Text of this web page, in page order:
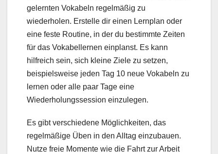
gelernten Vokabeln regelmäßig zu
wiederholen. Erstelle dir einen Lernplan oder
eine feste Routine, in der du bestimmte Zeiten
für das Vokabellernen einplanst. Es kann
hilfreich sein, sich kleine Ziele zu setzen,
beispielsweise jeden Tag 10 neue Vokabeln zu
lernen oder alle paar Tage eine
Wiederholungssession einzulegen.
Es gibt verschiedene Möglichkeiten, das
regelmäßige Üben in den Alltag einzubauen.
Nutze freie Momente wie die Fahrt zur Arbeit